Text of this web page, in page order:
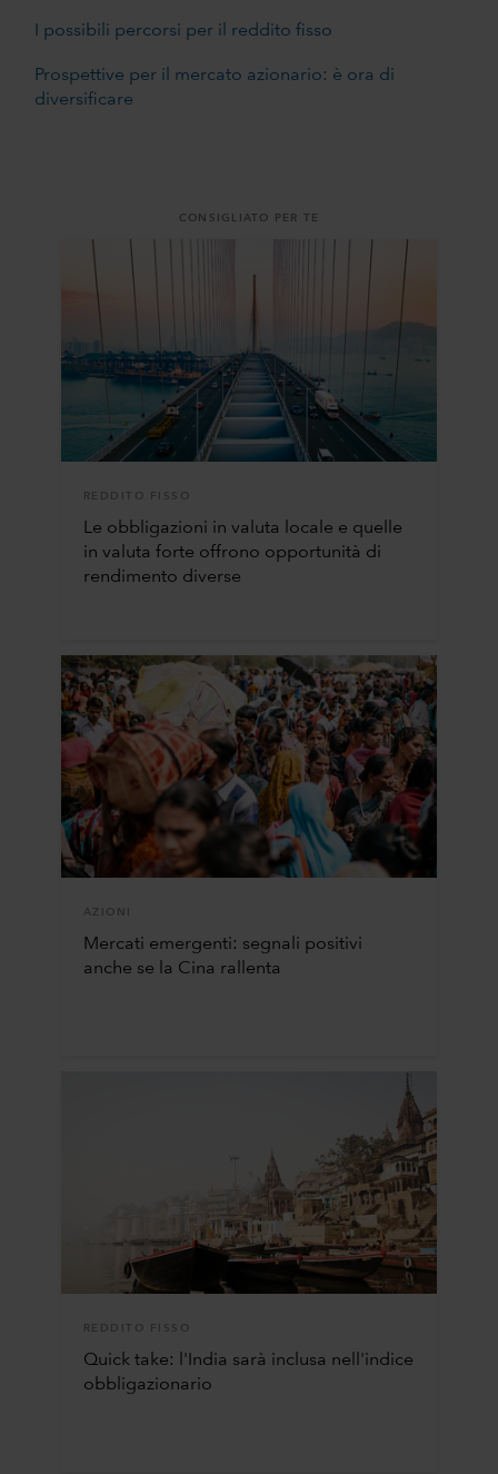
I possibili percorsi per il reddito fisso
Prospettive per il mercato azionario: è ora di
diversificare
CONSIGLIATO PER TE
REDDITO FISSO
Le obbligazioni in valuta locale e quelle
in valuta forte offrono opportunità di
rendimento diverse
AZIONI
Mercati emergenti: segnali positivi
anche se la Cina rallenta
REDDITO FISSO
Quick take: l'India sarà inclusa nell'indice
obbligazionario